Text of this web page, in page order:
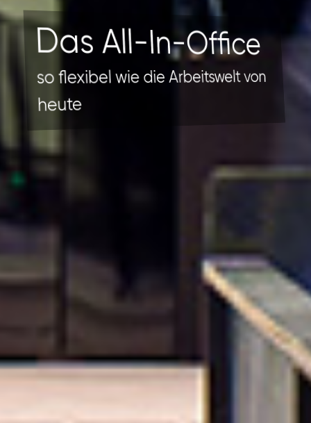
Das All-In-Office
so flexibel wie die Arbeitswelt von
heute